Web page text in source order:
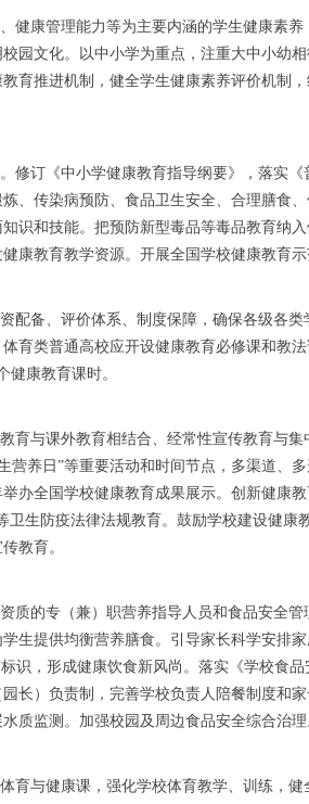
健康管理能力等为主要内涵的学生健康素
园文化。以中小学为重点，注重大中小幼
育推进机制，健全学生健康素养评价机制
修订《中小学健康教育指导纲要》，落实
、传染病预防、食品卫生安全、合理膳食
识和技能。把预防新型毒品等毒品教育纳
康教育教学资源。开展全国学校健康教育示
配备、评价体系、制度保障，确保各级各
育类普通高校应开设健康教育必修课和教
康教育课时。
育与课外教育相结合、经常性宣传教育与
营养日”等重要活动和时间节点，多渠道、
办全国学校健康教育成果展示。创新健康
生防疫法律法规教育。鼓励学校建设健康
教育。
质的专（兼）职营养指导人员和食品安全
生提供均衡营养膳食。引导家长科学安排家
识，形成健康饮食新风尚。落实《学校食
长）负责制，完善学校负责人陪餐制度和
质监测。加强校园及周边食品安全综合治理
育与健康课，强化学校体育教学、训练，